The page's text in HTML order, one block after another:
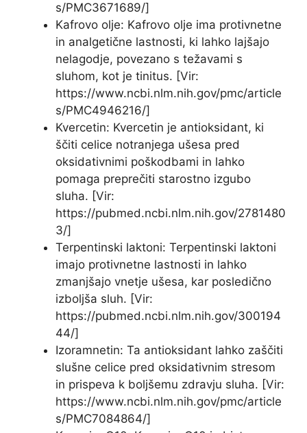
s/PMC3671689/]
Kafrovo olje: Kafrovo olje ima protivnetne
in analgetične lastnosti, ki lahko lajšajo
nelagodje, povezano s težavami s
sluhom, kot je tinitus. [Vir:
https://www.ncbi.nlm.nih.gov/pmc/article
s/PMC4946216/]
Kvercetin: Kvercetin je antioksidant, ki
ščiti celice notranjega ušesa pred
oksidativnimi poškodbami in lahko
pomaga preprečiti starostno izgubo
sluha. [Vir:
https://pubmed.ncbi.nlm.nih.gov/2781480
3/]
Terpentinski laktoni: Terpentinski laktoni
imajo protivnetne lastnosti in lahko
zmanjšajo vnetje ušesa, kar posledično
izboljša sluh. [Vir:
https://pubmed.ncbi.nlm.nih.gov/300194
44/]
Izoramnetin: Ta antioksidant lahko zaščiti
slušne celice pred oksidativnim stresom
in prispeva k boljšemu zdravju sluha. [Vir:
https://www.ncbi.nlm.nih.gov/pmc/article
s/PMC7084864/]